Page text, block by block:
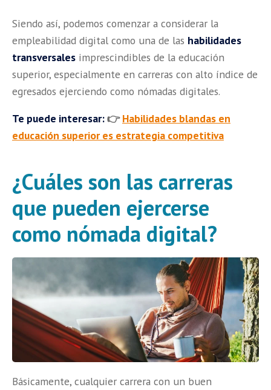
Siendo así, podemos comenzar a considerar la
empleabilidad digital como una de las habilidades
transversales imprescindibles de la educación
superior, especialmente en carreras con alto índice de
egresados ejerciendo como nómadas digitales.
Te puede interesar:👉Habilidades blandas en
educación superior es estrategia competitiva
¿Cuáles son las carreras
que pueden ejercerse
como nómada digital?
Básicamente, cualquier carrera con un buen